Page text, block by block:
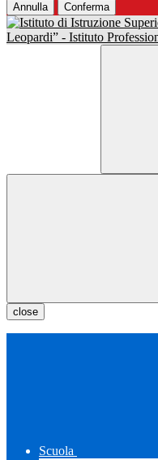
Annulla Conferma
close
Scuola